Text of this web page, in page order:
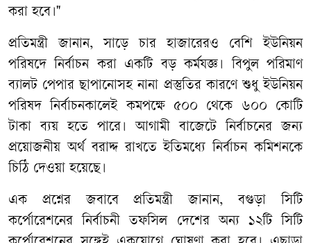
করা হবে।"
প্রতিমন্ত্রী জানান, সাড়ে চার হাজারেরও বেশি ইউনিয়ন
পরিষদে নির্বাচন করা একটি বড় কর্মযজ্ঞ। বিপুল পরিমাণ
ব্যালট পেপার ছাপানোসহ নানা প্রস্তুতির কারণে শুধু ইউনিয়ন
পরিষদ নির্বাচনকালেই কমপক্ষে ৫০০ থেকে ৬০০ কোটি
টাকা ব্যয় হতে পারে। আগামী বাজেটে নির্বাচনের জন্য
প্রয়োজনীয় অর্থ বরাদ্দ রাখতে ইতিমধ্যে নির্বাচন কমিশনকে
চিঠি দেওয়া হয়েছে।
এক প্রশ্নের জবাবে প্রতিমন্ত্রী জানান, বগুড়া সিটি
কর্পোরেশনের নির্বাচনী তফসিল দেশের অন্য ১২টি সিটি